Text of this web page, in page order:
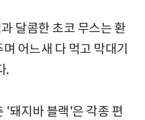
달콤한 초코 무스는 환
어느새 다 먹고 막대기
.
'돼지바 블랙'은 각종 편